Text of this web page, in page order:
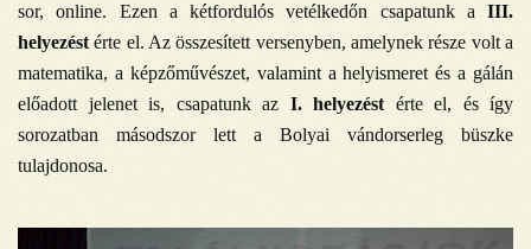
sor, online. Ezen a kétfordulós vetélkedőn csapatunk a III.
helyezést érte el. Az összesített versenyben, amelynek része volt a
matematika, a képzőművészet, valamint a helyismeret és a gálán
előadott jelenet is, csapatunk az I. helyezést érte el, és így
sorozatban másodszor lett a Bolyai vándorserleg büszke
tulajdonosa.